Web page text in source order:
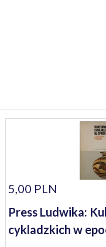
5,00 PLN
Press Ludwika:
cykladzkich w